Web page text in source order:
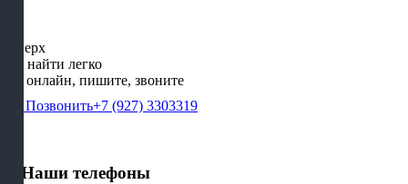
Наверх
Нас найти легко
Мы онлайн, пишите, звоните
Позвонить+7 (927) 3303319
Наши телефоны